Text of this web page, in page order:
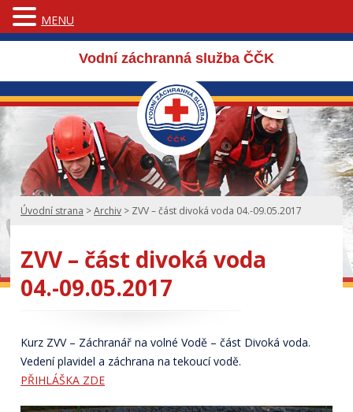
Vodní záchranná služba ČČK
Úvodní strana >Archiv > ZVV – část divoká voda 04.-09.05.2017
ZVV – část divoká voda
04.-09.05.2017
Kurz ZVV – Záchranář na volné Vodě – část Divoká voda.
Vedení plavidel a záchrana na tekoucí vodě.
PŘIHLÁŠKA ZDE
MENU